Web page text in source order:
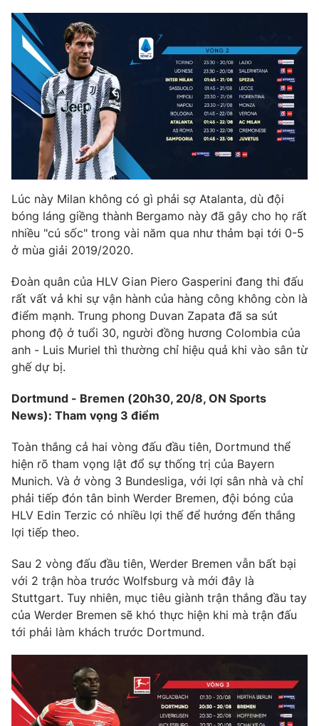
Chất lượng cuộc sống
Học trực tuyến
Công nghệ
Hitech Công nghệ tương lai
Sản phẩm
Thị trường
Tư vấn
Giao lưu trực tuyến
Lịch phát sóng
Chuyên mục khác
Emagazine Podcast
Photo Infographic
Video
VTV Money VTV Thể thao
VTV Sức khoẻ Bất động sản
VTV4 Vươn mình bằng AI
VTV9 VTV8
Liên hệ tòa soạn English
THỜI BÁO VTV
Theo dõi báo trên
Cơ quan chủ quản:
Cơ quan báo chí:Thời báo VTV
Giấy phép hoạt động báo in và báo điện tử số 483/GP-BTTTT
cấp ngày 29/12/2023
Lúc này Milan không có gì phải sợ Atalanta, dù đội
bóng láng giềng thành Bergamo này đã gây cho họ rất
nhiều "cú sốc" trong vài năm qua như thảm bại tới 0-5
ở mùa giải 2019/2020.
Đoàn quân của HLV Gian Piero Gasperini đang thi đấu
rất vất vả khi sự vận hành của hàng công không còn là
điểm mạnh. Trung phong Duvan Zapata đã sa sút
phong độ ở tuổi 30, người đồng hương Colombia của
anh - Luis Muriel thì thường chỉ hiệu quả khi vào sân từ
ghế dự bị.
Dortmund - Bremen (20h30, 20/8, ON Sports
News): Tham vọng 3 điểm
Toàn thắng cả hai vòng đấu đầu tiên, Dortmund thể
hiện rõ tham vọng lật đổ sự thống trị của Bayern
Munich. Và ở vòng 3 Bundesliga, với lợi sân nhà và chỉ
phải tiếp đón tân binh Werder Bremen, đội bóng của
HLV Edin Terzic có nhiều lợi thế để hướng đến thắng
lợi tiếp theo.
Sau 2 vòng đấu đầu tiên, Werder Bremen vẫn bất bại
với 2 trận hòa trước Wolfsburg và mới đây là
Stuttgart. Tuy nhiên, mục tiêu giành trận thắng đầu tay
của Werder Bremen sẽ khó thực hiện khi mà trận đấu
tới phải làm khách trước Dortmund.